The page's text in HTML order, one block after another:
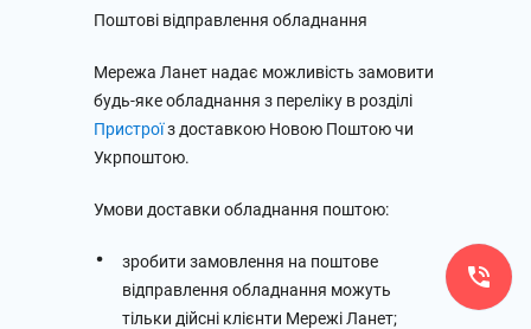
Поштові відправлення обладнання
Мережа Ланет надає можливість замовити
будь-яке обладнання з переліку в розділі
Пристроїз доставкою Новою Поштою чи
Укрпоштою.
Умови доставки обладнання поштою:
зробити замовлення на поштове
відправлення обладнання можуть
тільки дійсні клієнти Мережі Ланет;